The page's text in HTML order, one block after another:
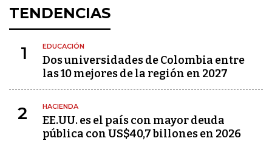
TENDENCIAS
1 EDUCACIÓN
Dos universidades de Colombia entre
las 10 mejores de la región en 2027
2 HACIENDA
EE.UU. es el país con mayor deuda
pública con US$40,7 billones en 2026